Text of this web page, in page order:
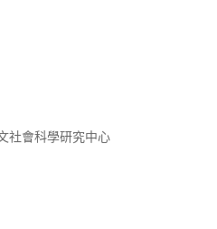
社會科學研究中心